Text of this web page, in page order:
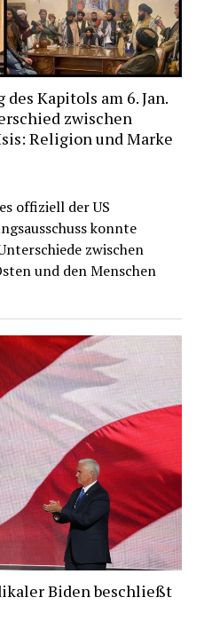
Kapitols am 6. Jan.
zwischen
Religion und Marke
offiziell der US
konnte
zwischen
und den Menschen
Biden beschließt